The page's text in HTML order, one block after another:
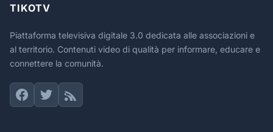
TIKOTV
Piattaforma televisiva digitale 3.0 dedicata alle associazioni e
al territorio. Contenuti video di qualità per informare, educare e
connettere la comunità.